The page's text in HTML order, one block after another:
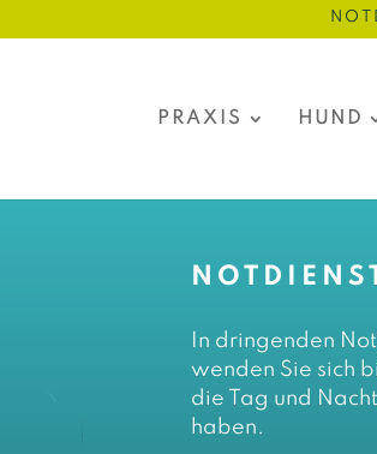
PRAXIS HUND
In dringenden
wenden Sie sich
die Tag und
haben.